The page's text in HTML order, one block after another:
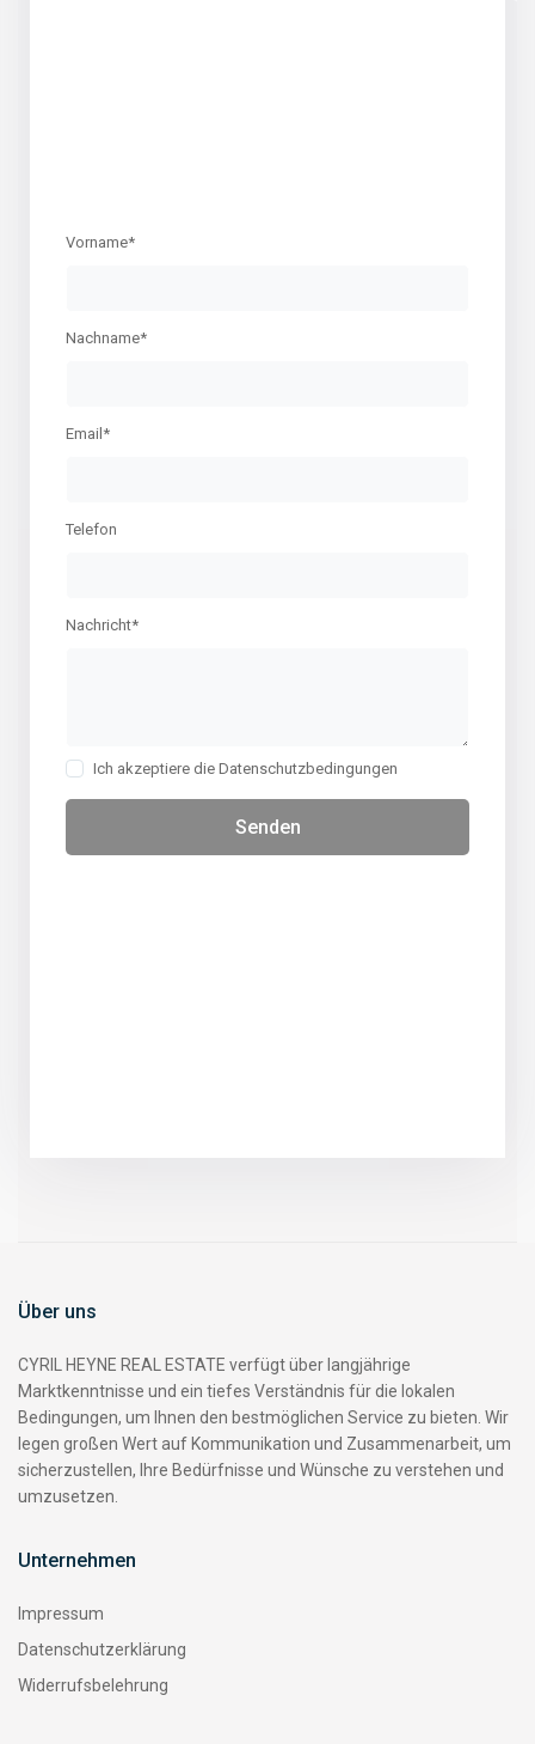
Vorname*
Nachname*
Email*
Telefon
Nachricht*
Ich akzeptiere die Datenschutzbedingungen
Senden
Über uns
CYRIL HEYNE REAL ESTATE verfügt über langjährige
Marktkenntnisse und ein tiefes Verständnis für die lokalen
Bedingungen, um Ihnen den bestmöglichen Service zu bieten. Wir
legen großen Wert auf Kommunikation und Zusammenarbeit, um
sicherzustellen, Ihre Bedürfnisse und Wünsche zu verstehen und
umzusetzen.
Unternehmen
Impressum
Datenschutzerklärung
Widerrufsbelehrung